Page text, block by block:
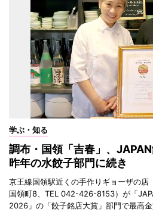
学ぶ・知る
調布・国領「吉春」、
昨年の水餃子部門に続き
京王線国領駅近くの手作りギョーザの店
国領町8、TEL 042-426-8153）が「
2026」の「餃子銘店大賞」部門で最高